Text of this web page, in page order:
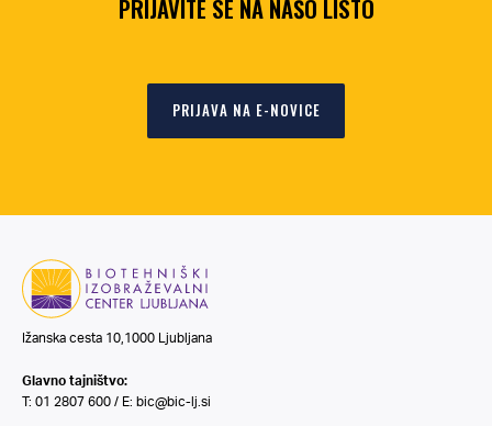
PRIJAVITE SE NA NAŠO LISTO
PRIJAVA NA E-NOVICE
Ižanska cesta 10,1000 Ljubljana
Glavno tajništvo:
T: 01 2807 600 / E: bic@bic-lj.si